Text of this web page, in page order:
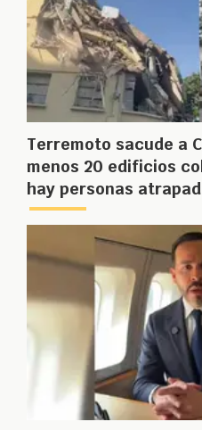
Terremoto sacude a
menos 20 edificios
hay personas